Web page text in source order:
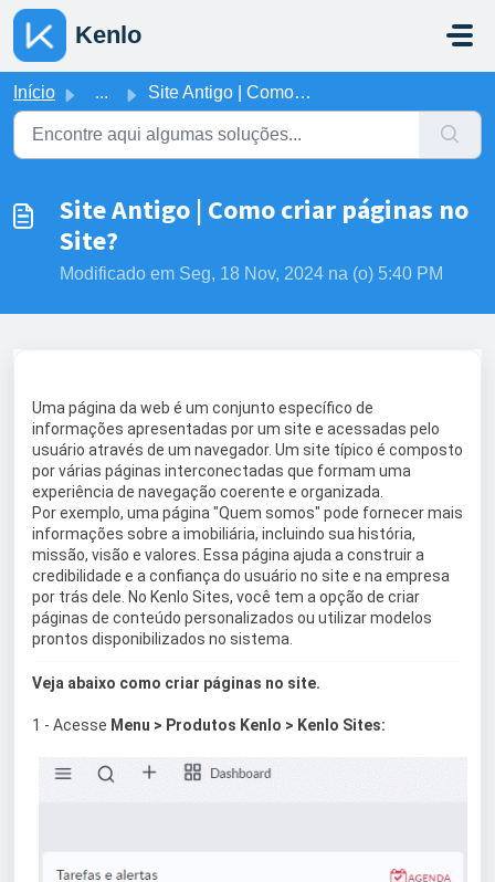
Ir para o conteúdo principal
Kenlo
Início ... Site Antigo | Como criar páginas no Site?
Site Antigo | Como criar páginas no
Site?
Modificado em Seg, 18 Nov, 2024 na (o) 5:40 PM
Uma página da web é um conjunto específico de
informações apresentadas por um site e acessadas pelo
usuário através de um navegador. Um site típico é composto
por várias páginas interconectadas que formam uma
experiência de navegação coerente e organizada.
Por exemplo, uma página "Quem somos" pode fornecer mais
informações sobre a imobiliária, incluindo sua história,
missão, visão e valores. Essa página ajuda a construir a
credibilidade e a confiança do usuário no site e na empresa
por trás dele. No Kenlo Sites, você tem a opção de criar
páginas de conteúdo personalizados ou utilizar modelos
prontos disponibilizados no sistema.
Veja abaixo como criar páginas no site.
1 - Acesse Menu > Produtos Kenlo > Kenlo Sites: